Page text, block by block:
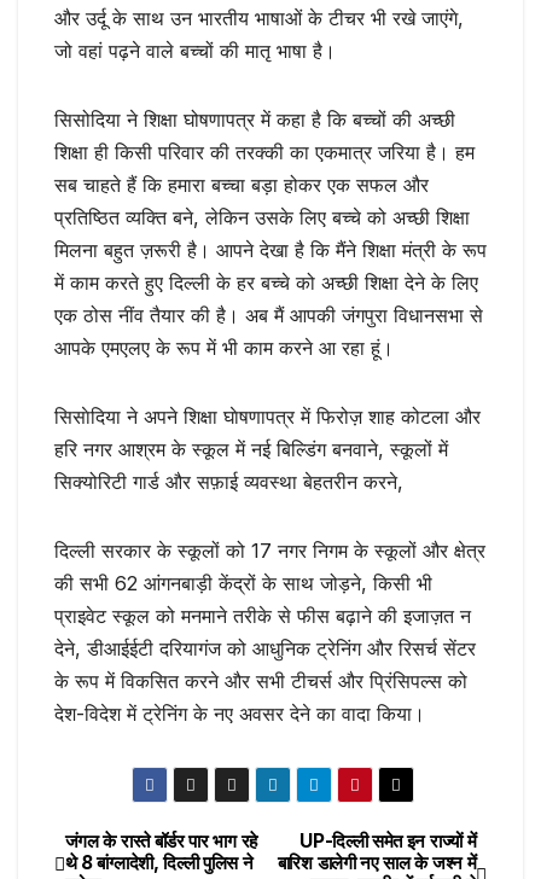
और उर्दू के साथ उन भारतीय भाषाओं के टीचर भी रखे जाएंगे,
जो वहां पढ़ने वाले बच्चों की मातृ भाषा है।
सिसोदिया ने शिक्षा घोषणापत्र में कहा है कि बच्चों की अच्छी
शिक्षा ही किसी परिवार की तरक्की का एकमात्र जरिया है। हम
सब चाहते हैं कि हमारा बच्चा बड़ा होकर एक सफल और
प्रतिष्ठित व्यक्ति बने, लेकिन उसके लिए बच्चे को अच्छी शिक्षा
मिलना बहुत ज़रूरी है। आपने देखा है कि मैंने शिक्षा मंत्री के रूप
में काम करते हुए दिल्ली के हर बच्चे को अच्छी शिक्षा देने के लिए
एक ठोस नींव तैयार की है। अब मैं आपकी जंगपुरा विधानसभा से
आपके एमएलए के रूप में भी काम करने आ रहा हूं।
सिसाेदिया ने अपने शिक्षा घाेषणापत्र में फिरोज़ शाह कोटला और
हरि नगर आश्रम के स्कूल में नई बिल्डिंग बनवाने, स्कूलों में
सिक्योरिटी गार्ड और सफ़ाई व्यवस्था बेहतरीन करने,
दिल्ली सरकार के स्कूलों को 17 नगर निगम के स्कूलों और क्षेत्र
की सभी 62 आंगनबाड़ी केंद्रों के साथ जोड़ने, किसी भी
प्राइवेट स्कूल को मनमाने तरीके से फीस बढ़ाने की इजाज़त न
देने, डीआईईटी दरियागंज को आधुनिक ट्रेनिंग और रिसर्च सेंटर
के रूप में विकसित करने और सभी टीचर्स और प्रिंसिपल्स को
देश-विदेश में ट्रेनिंग के नए अवसर देने का वादा किया।
Post
UP-दिल्ली समेत इन राज्यों में
बारिश डालेगी नए साल के जश्न में
जंगल के रास्ते बॉर्डर पार भाग रहे
थे 8 बांग्लादेशी, दिल्ली पुलिस ने